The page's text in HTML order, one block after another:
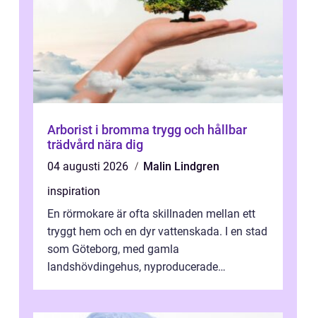
Arborist i bromma trygg och hållbar
trädvård nära dig
04 augusti 2026
Malin Lindgren
inspiration
En rörmokare är ofta skillnaden mellan ett
tryggt hem och en dyr vattenskada. I en stad
som Göteborg, med gamla
landshövdingehus, nyproducerade